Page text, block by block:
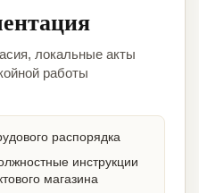
локальные акты
работы
распорядка
инструкции
магазина